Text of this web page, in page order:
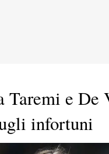
Taremi e
infortuni